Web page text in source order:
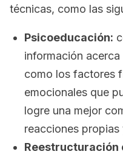
técnicas, como las
Psicoeducación:
información
como los factores
emocionales que
logre una mejor
reacciones
Reestructuración